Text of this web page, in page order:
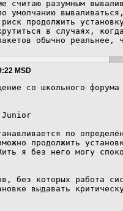
считаю разумным
умолчанию
продолжить
в случаях,
обычно реальнее,
MSD
со школьного
Junior
по
продолжить
я без него могу
без которых работа
выдавать